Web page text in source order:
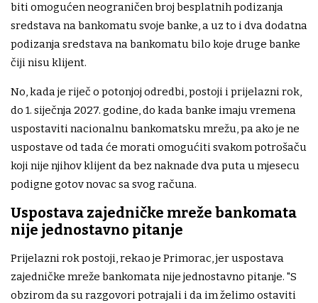
biti omogućen neograničen broj besplatnih podizanja
sredstava na bankomatu svoje banke, a uz to i dva dodatna
podizanja sredstava na bankomatu bilo koje druge banke
čiji nisu klijent.
No, kada je riječ o potonjoj odredbi, postoji i prijelazni rok,
do 1. siječnja 2027. godine, do kada banke imaju vremena
uspostaviti nacionalnu bankomatsku mrežu, pa ako je ne
uspostave od tada će morati omogućiti svakom potrošaču
koji nije njihov klijent da bez naknade dva puta u mjesecu
podigne gotov novac sa svog računa.
Uspostava zajedničke mreže bankomata
nije jednostavno pitanje
Prijelazni rok postoji, rekao je Primorac, jer uspostava
zajedničke mreže bankomata nije jednostavno pitanje. "S
obzirom da su razgovori potrajali i da im želimo ostaviti